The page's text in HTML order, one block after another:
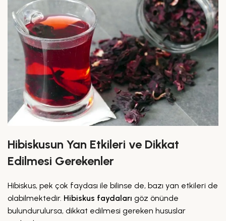
Hibiskusun Yan Etkileri ve Dikkat
Edilmesi Gerekenler
Hibiskus, pek çok faydası ile bilinse de, bazı yan etkileri de
olabilmektedir. Hibiskus faydaları göz önünde
bulundurulursa, dikkat edilmesi gereken hususlar